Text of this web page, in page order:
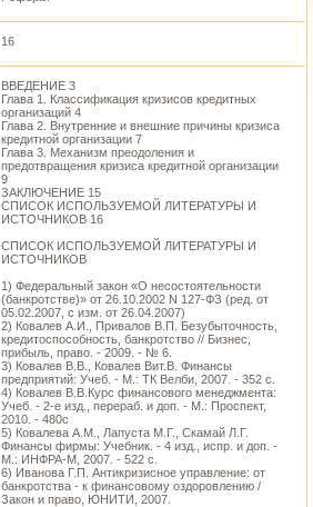
16
ВВЕДЕНИЕ 3
Глава 1. Классификация кризисов кредитных
организаций 4
Глава 2. Внутренние и внешние причины кризиса
кредитной организации 7
Глава 3. Механизм преодоления и
предотвращения кризиса кредитной организации
9
ЗАКЛЮЧЕНИЕ 15
СПИСОК ИСПОЛЬЗУЕМОЙ ЛИТЕРАТУРЫ И
ИСТОЧНИКОВ 16
СПИСОК ИСПОЛЬЗУЕМОЙ ЛИТЕРАТУРЫ И
ИСТОЧНИКОВ
1) Федеральный закон «О несостоятельности
(банкротстве)» от 26.10.2002 N 127-ФЗ (ред. от
05.02.2007, с изм. от 26.04.2007)
2) Ковалев А.И., Привалов В.П. Безубыточность,
кредитоспособность, банкротство // Бизнес,
прибыль, право. - 2009. - № 6.
3) Ковалев В.В., Ковалев Вит.В. Финансы
предприятий: Учеб. - М.: ТК Велби, 2007. - 352 с.
4) Ковалев В.В.Курс финансового менеджмента:
Учеб. - 2-е изд., перераб. и доп. - М.: Проспект,
2010. - 480с
5) Ковалева А.М., Лапуста М.Г., Скамай Л.Г.
Финансы фирмы: Учебник. - 4 изд., испр. и доп. -
М.: ИНФРА-М, 2007. - 522 с.
6) Иванова Г.П. Антикризисное управление: от
банкротства - к финансовому оздоровлению /
Закон и право, ЮНИТИ, 2007.